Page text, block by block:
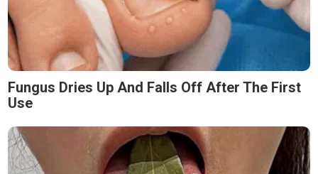
Fungus Dries Up And Falls Off After The First
Use